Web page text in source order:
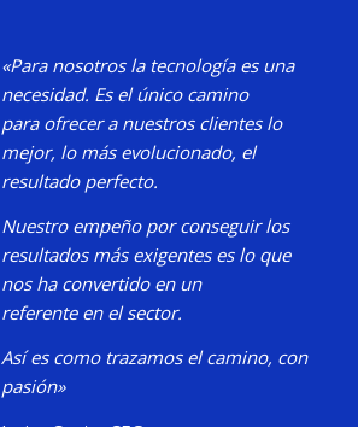
«Para nosotros la tecnología es una
necesidad. Es el único camino
para ofrecer a nuestros clientes lo
mejor, lo más evolucionado, el
resultado perfecto.
Nuestro empeño por conseguir los
resultados más exigentes es lo que
nos ha convertido en un
referente en el sector.
Así es como trazamos el camino, con
pasión»